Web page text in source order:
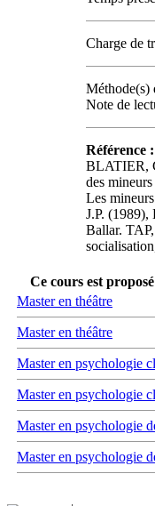
Charge de
Méthode(s)
Note de
Référence :
BLATIER,
des
Les
J.P. (1989),
Ballar.
Ce cours est
Master en théâtre
Master en théâtre
Master en psychologie
Master en psychologie
Master en psychologie
Master en psychologie